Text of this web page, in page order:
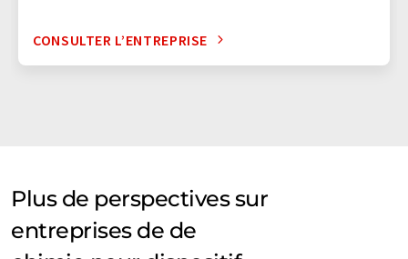
CONSULTER L’ENTREPRISE
Plus de perspectives sur
entreprises de de